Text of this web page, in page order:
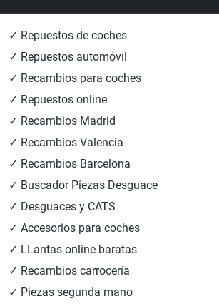
✓ Repuestos de coches
✓ Repuestos automóvil
✓ Recambios para coches
✓ Repuestos online
✓ Recambios Madrid
✓ Recambios Valencia
✓ Recambios Barcelona
✓ Buscador Piezas Desguace
✓ Desguaces y CATS
✓ Accesorios para coches
✓ LLantas online baratas
✓ Recambios carrocería
✓ Piezas segunda mano